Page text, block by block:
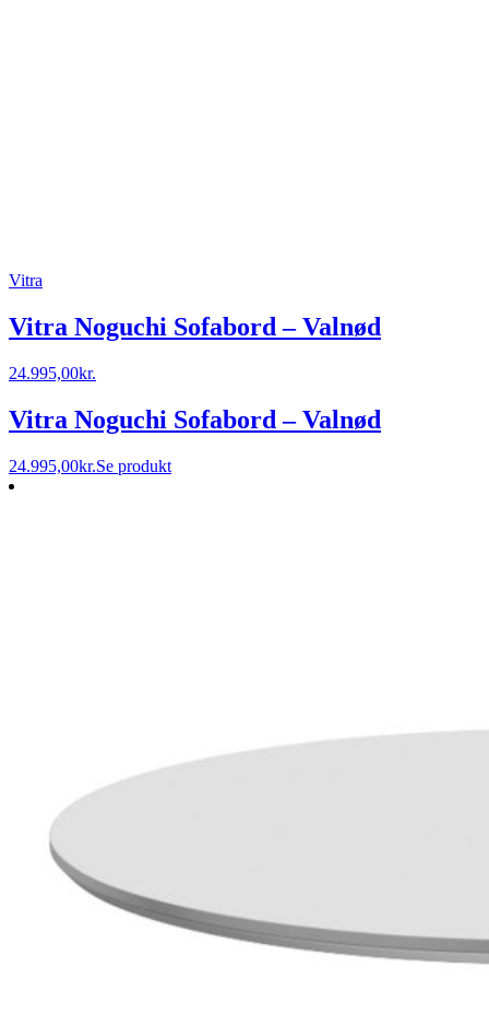
Vitra
Vitra Noguchi Sofabord – Valnød
24.995,00kr.
Vitra Noguchi Sofabord – Valnød
24.995,00kr.Se produkt